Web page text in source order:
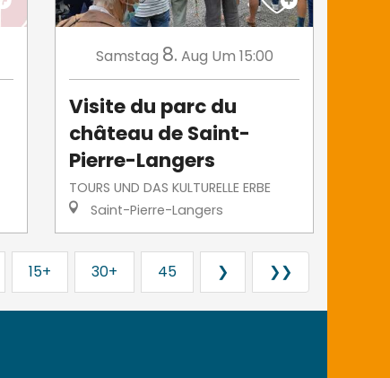
Samstag 8. Aug Um 15:00
Visite du parc du
château de Saint-
Pierre-Langers
TOURS UND DAS KULTURELLE ERBE
Saint-Pierre-Langers
15+ 30+ 45 ❯ ❯❯